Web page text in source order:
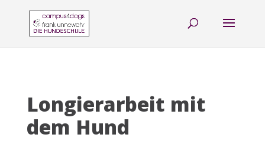
Longierarbeit mit
dem Hund